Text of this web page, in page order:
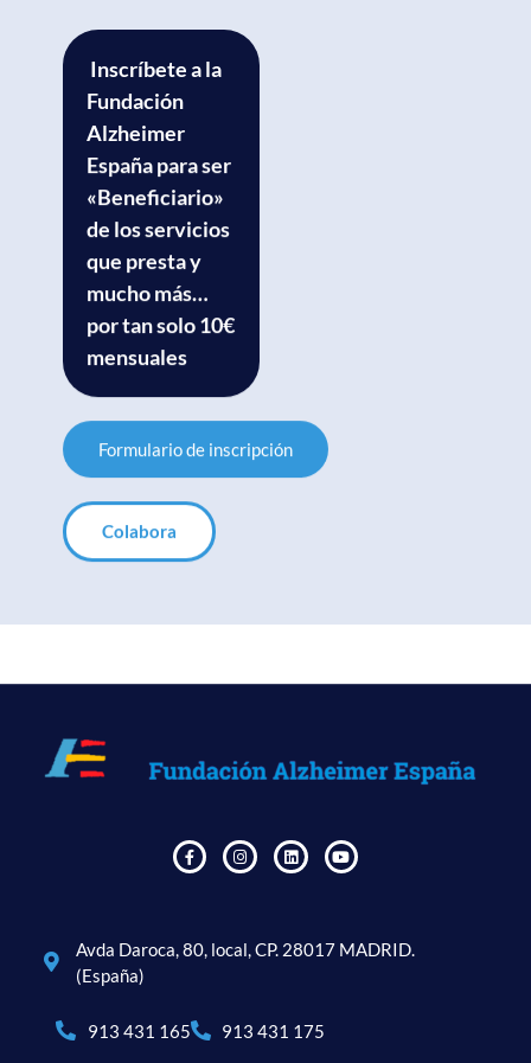
Inscríbete a la
Fundación
Alzheimer
España para ser
«Beneficiario»
de los servicios
que presta y
mucho más…
por tan solo 10€
mensuales
Formulario de inscripción
Colabora
Avda Daroca, 80, local, CP. 28017 MADRID.
(España)
913 431 165 913 431 175